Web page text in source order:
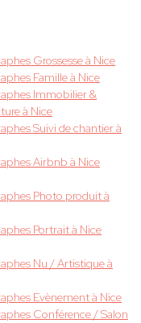
Grossesse à Nice
Famille à Nice
Immobilier &
à Nice
Suivi de chantier à
Airbnb à Nice
Photo produit à
Portrait à Nice
Nu / Artistique à
Evènement à Nice
Conférence / Salon